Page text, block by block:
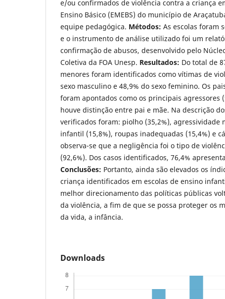
e/ou confirmados de violência contra a criança
Ensino Básico (EMEBS) do município de
equipe pedagógica. Métodos: As escolas foram
e o instrumento de análise utilizado foi um
confirmação de abusos, desenvolvido pelo
Coletiva da FOA Unesp. Resultados: Do total de
menores foram identificados como vítimas de
sexo masculino e 48,9% do sexo feminino. Os
foram apontados como os principais agressores
houve distinção entre pai e mãe. Na descrição
verificados foram: piolho (35,2%), agressividade
infantil (15,8%), roupas inadequadas (15,4%) e
observa-se que a negligência foi o tipo de
(92,6%). Dos casos identificados, 76,4%
Conclusões: Portanto, ainda são elevados os
criança identificados em escolas de ensino
melhor direcionamento das políticas públicas
da violência, a fim de que se possa proteger os
da vida, a infância.
Downloads